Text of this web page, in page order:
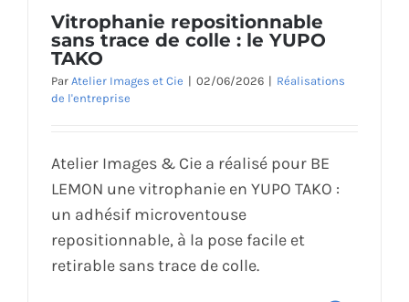
ÉCO-RESPONSABLE
CONTACT
Vitrophanie repositionnable
sans trace de colle : le YUPO
TAKO
Par Atelier Images et Cie | 02/06/2026 | Réalisations
de l'entreprise
Atelier Images & Cie a réalisé pour BE
LEMON une vitrophanie en YUPO TAKO :
un adhésif microventouse
repositionnable, à la pose facile et
retirable sans trace de colle.